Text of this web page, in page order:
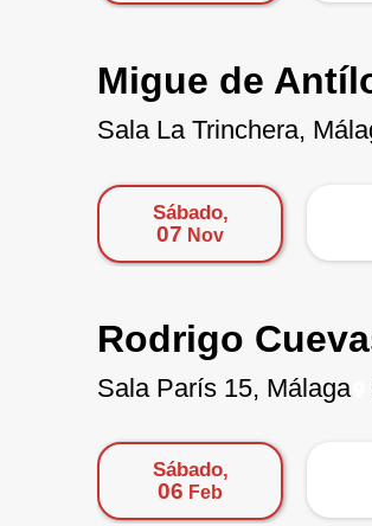
Migue de
Sala La Trinchera,
Sábado,
07 Nov
Rodrigo
Sala París 15, Málaga
Sábado,
06 Feb